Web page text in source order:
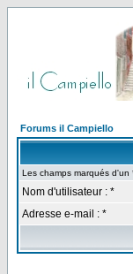
Forums il Campiello
Les champs marqués d'un
Nom d'utilisateur : *
Adresse e-mail : *